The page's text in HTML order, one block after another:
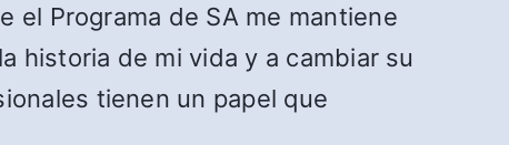
el Programa de SA me mantiene
historia de mi vida y a cambiar su
tienen un papel que